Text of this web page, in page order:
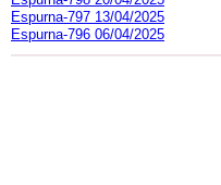
Espurna-797 13/04/2025
Espurna-796 06/04/2025